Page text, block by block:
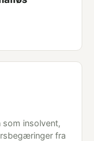
som insolvent,
fra